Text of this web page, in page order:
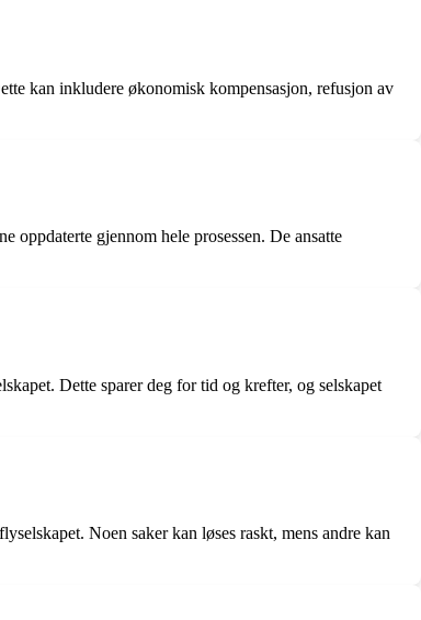
kan inkludere økonomisk kompensasjon, refusjon av
oppdaterte gjennom hele prosessen. De ansatte
Dette sparer deg for tid og krefter, og selskapet
Noen saker kan løses raskt, mens andre kan